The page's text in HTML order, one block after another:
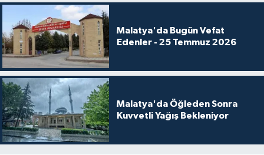
Malatya'da Bugün Vefat
Edenler - 25 Temmuz 2026
Malatya'da Öğleden Sonra
Kuvvetli Yağış Bekleniyor